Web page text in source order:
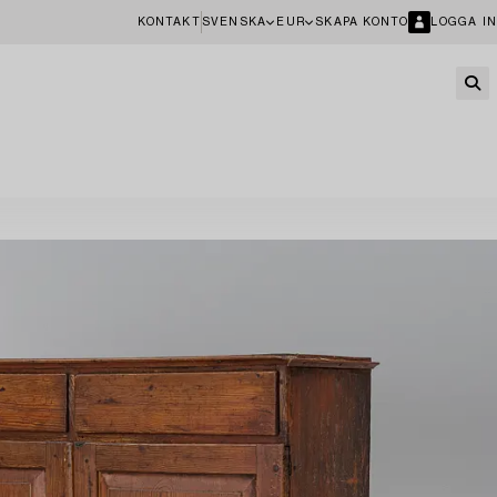
KONTAKT SVENSKA EUR SKAPA KONTO LOGGA IN